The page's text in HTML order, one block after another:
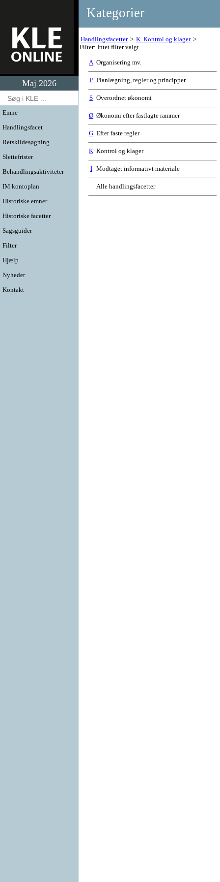
Maj 2026
Emne
Handlingsfacet
Retskildesøgning
Slettefrister
Behandlingsaktiviteter
IM kontoplan
Historiske emner
Historiske facetter
Sagsguider
Filter
Hjælp
Nyheder
Kontakt
Kategorier
Handlingsfacetter
K. Kontrol og klager
Filter: Intet filter valgt
A Organisering mv.
P Planlægning, regler og principper
S Overordnet økonomi
Ø Økonomi efter fastlagte rammer
G Efter faste regler
K Kontrol og klager
I Modtaget informativt materiale
Alle handlingsfacetter